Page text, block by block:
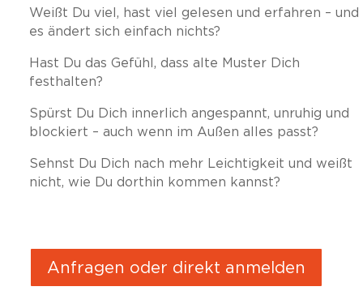
Weißt Du viel, hast viel gelesen und erfahren – und
es ändert sich einfach nichts?
Hast Du das Gefühl, dass alte Muster Dich
festhalten?
Spürst Du Dich innerlich angespannt, unruhig und
blockiert – auch wenn im Außen alles passt?
Sehnst Du Dich nach mehr Leichtigkeit und weißt
nicht, wie Du dorthin kommen kannst?
Anfragen oder direkt anmelden